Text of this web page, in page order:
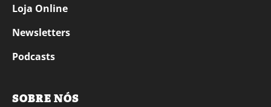
Loja Online
Newsletters
Podcasts
SOBRE NÓS